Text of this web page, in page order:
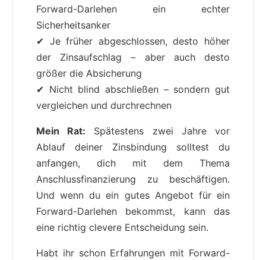
Forward-Darlehen ein echter
Sicherheitsanker
✔ Je früher abgeschlossen, desto höher
der Zinsaufschlag – aber auch desto
größer die Absicherung
✔ Nicht blind abschließen – sondern gut
vergleichen und durchrechnen
Mein Rat: Spätestens zwei Jahre vor
Ablauf deiner Zinsbindung solltest du
anfangen, dich mit dem Thema
Anschlussfinanzierung zu beschäftigen.
Und wenn du ein gutes Angebot für ein
Forward-Darlehen bekommst, kann das
eine richtig clevere Entscheidung sein.
Habt ihr schon Erfahrungen mit Forward-